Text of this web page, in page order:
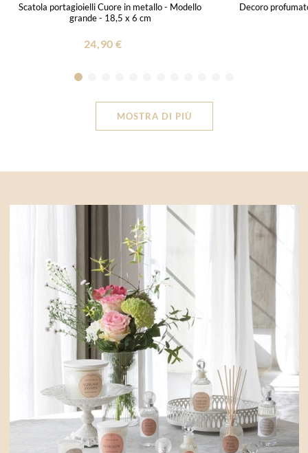
Scatola portagioielli Cuore in metallo - Modello
grande - 18,5 x 6 cm
24,90 €
Decoro
MOSTRA DI PIÙ